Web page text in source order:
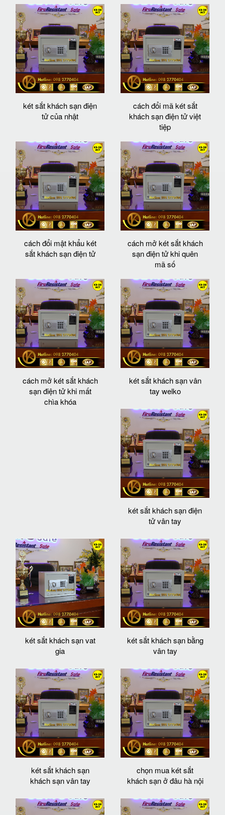
két sắt khách sạn điện
tử của nhật
cách đổi mã két sắt
khách sạn điện tử việt
tiệp
cách đổi mật khẩu két
sắt khách sạn điện tử
cách mở két sắt khách
sạn điện tử khi quên
mã số
cách mở két sắt khách
sạn điện tử khi mất
chìa khóa
két sắt khách sạn vân
tay welko
két sắt khách sạn điện
tử vân tay
két sắt khách sạn vat
gia
két sắt khách sạn bằng
vân tay
két sắt khách sạn
khách sạn vân tay
chọn mua két sắt
khách sạn ở đâu hà nội